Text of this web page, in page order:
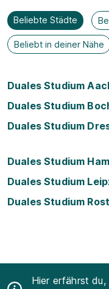
Beliebte Städte
Beliebt in deiner Nähe
Duales Studium
Duales Studium
Duales Studium
Duales Studium
Duales Studium
Duales Studium
Hier erfährst du,